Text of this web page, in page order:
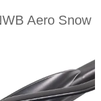
Aero Snow